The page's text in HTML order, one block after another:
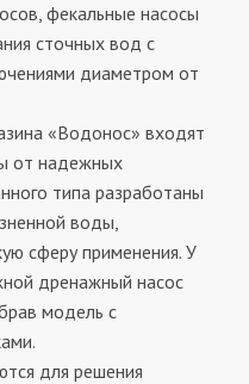
фекальные насосы
сточных вод с
диаметром от
«Водонос» входят
от надежных
типа разработаны
воды,
сферу применения. У
дренажный насос
модель с
для решения